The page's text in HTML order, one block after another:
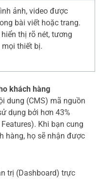
ảnh, video được
bài viết hoặc trang.
thị rõ nét, tương
thiết bị.
khách hàng
dung (CMS) mã nguồn
dụng bởi hơn 43%
Khi bạn cung
hàng, họ sẽ nhận được
trị (Dashboard) trực